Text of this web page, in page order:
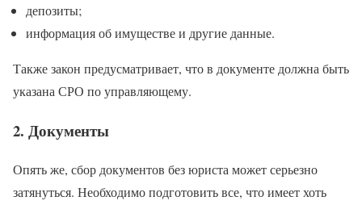
депозиты;
информация об имуществе и другие данные.
Также закон предусматривает, что в документе должна быть
указана СРО по управляющему.
2. Документы
Опять же, сбор документов без юриста может серьезно
затянуться. Необходимо подготовить все, что имеет хоть